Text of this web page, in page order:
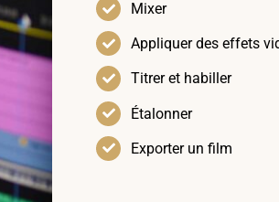
Mixer
Appliquer des effets
Titrer et habiller
Étalonner
Exporter un film